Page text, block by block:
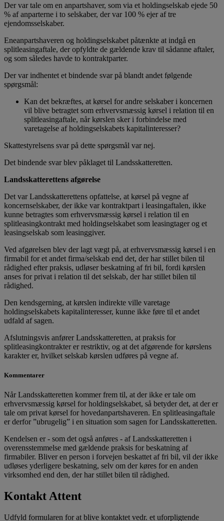
Der var tale om en anpartshaver, som via et holdingselskab ejede 50
% af anparterne i to selskaber, der var 100 % ejer af tre
ejendomsselskaber.
Eneanpartshaveren og holdingselskabet påtænkte at indgå en
splitleasingaftale, der opfyldte de gældende krav til sådanne aftaler,
og som således havde to kontraktparter.
Der var indhentet et bindende svar på blandt andet følgende
spørgsmål:
Kan det bekræftes, at kørsel for andre selskaber i koncernen
vil blive betragtet som erhvervsmæssig kørsel i relation til en
splitleasingaftale, når kørslen sker i forbindelse med
varetagelse af holdingselskabets kapitalinteresser?
Skattestyrelsens svar på dette spørgsmål var nej.
Det bindende svar blev påklaget til Landsskatteretten.
Landsskatterettens afgørelse
Det var Landsskatterettens opfattelse, at kørsel på vegne af
koncernselskaber, der ikke var kontraktpart i leasingaftalen, ikke
kunne betragtes som erhvervsmæssig kørsel i relation til en
splitleasingkontrakt med holdingselskabet som leasingtager og et
leasingselskab som leasinggiver.
Ved afgørelsen blev der lagt vægt på, at erhvervsmæssig kørsel i en
firmabil for et andet firma/selskab end det, der har stillet bilen til
rådighed efter praksis, udløser beskatning af fri bil, fordi kørslen
anses for privat i relation til det selskab, der har stillet bilen til
rådighed.
Den kendsgerning, at kørslen indirekte ville varetage
holdingselskabets kapitalinteresser, kunne ikke føre til et andet
udfald af sagen.
Afslutningsvis anfører Landsskatteretten, at praksis for
splitleasingkontrakter er restriktiv, og at det afgørende for kørslens
karakter er, hvilket selskab kørslen udføres på vegne af.
Kommentarer
Når Landsskatteretten kommer frem til, at der ikke er tale om
erhvervsmæssig kørsel for holdingselskabet, så betyder det, at der er
tale om privat kørsel for hovedanpartshaveren. En splitleasingaftale
er derfor ”ubrugelig” i en situation som sagen for Landsskatteretten.
Kendelsen er - som det også anføres - af Landsskatteretten i
overensstemmelse med gældende praksis for beskatning af
firmabiler. Bliver en person i forvejen beskattet af fri bil, vil der ikke
udløses yderligere beskatning, selv om der køres for en anden
virksomhed end den, der har stillet bilen til rådighed.
Kontakt Attent
Udfyld formularen for at blive kontaktet vedr. et uforpligtende